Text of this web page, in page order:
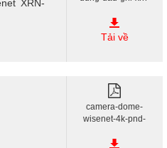
LOA IP- PA SYSTEM SONBS
HỆ THỐNG LOA ANALOG - PA
XRN-
815s-vap-qrn-
1630s-vap-qrn-
Tải về
camera-dome-
wisenet-4k-pnd-